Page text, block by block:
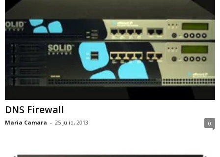
DNS Firewall
Maria Camara - 25 julio, 2013 0